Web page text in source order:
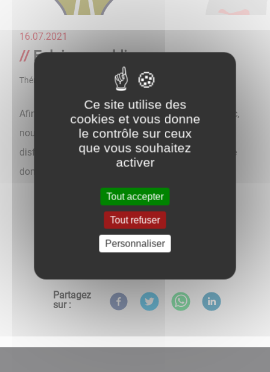
16.07.2021
Eclairage public
Thématique
Afin de faciliter la maintenance de l'éclairage public,
nous vous invitons à signaler à la Mairie tout
disfonctionnement des lampes à proximité de votre
domicile.
Partagez
sur :
Ce site utilise des
cookies et vous donne
le contrôle sur ceux
que vous souhaitez
activer
Tout accepter
Tout refuser
Personnaliser